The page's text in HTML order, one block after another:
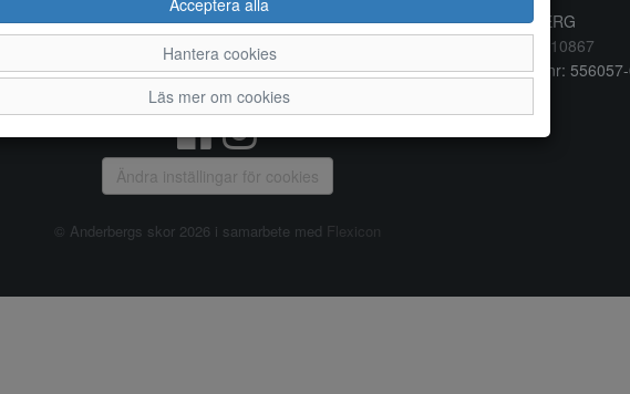
Hantera cookies
Läs mer om cookies
Om oss
Öppettider
432 41 VARBERG
0340/10867
Organisationsnr:
Ändra inställingar för cookies
© Anderbergs skor 2026 i samarbete med Flexicon